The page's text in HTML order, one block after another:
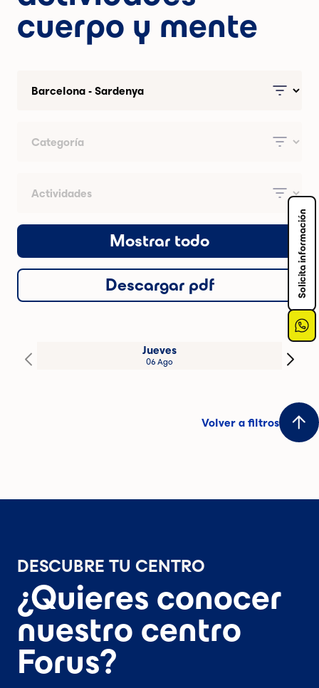
cuerpo y mente
Mostrar todo
Descargar pdf
Jueves
06 Ago
Volver a filtros
DESCUBRE TU CENTRO
¿Quieres conocer
nuestro centro
Forus?
Solicita información